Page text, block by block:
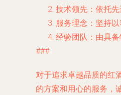
技术领先 ：依托
服务理念 ：坚持
经验团队 ：由具
###
对于追求卓越品质的红
的方案和用心的服务，